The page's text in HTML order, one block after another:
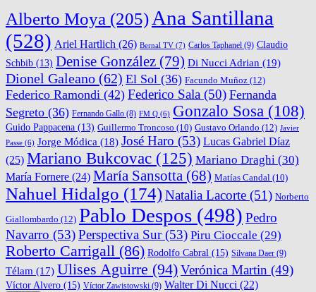
Alberto Moya (205)Ana Santillana
(528) Ariel Hartlich (26) Bernal TV (7) Carlos Taphanel (9) Claudio
Schbib (13) Denise González (79) Di Nucci Adrian (19)
Dionel Galeano (62) El Sol (36) Facundo Muñoz (12)
Federico Ramondi (42) Federico Sala (50) Fernanda
Segreto (36) Fernando Gallo (8) FM Q (6) Gonzalo Sosa (108)
Guido Pappacena (13) Guillermo Troncoso (10) Gustavo Orlando (12) Javier
Passe (6) Jorge Módica (18) José Haro (53) Lucas Gabriel Díaz
(25) Mariano Bukcovac (125) Mariano Draghi (30)
María Fornere (24) María Sansotta (68) Matías Candal (10)
Nahuel Hidalgo (174)Natalia Lacorte (51) Norberto
Giallombardo (12) Pablo Despos (498) Pedro
Navarro (53)Perspectiva Sur(53) Piru Cioccale (29)
Roberto Carrigall (86) Rodolfo Cabral (15) Silvana Daer (9)
Télam (17) Ulises Aguirre (94)Verónica Martin (49)
Víctor Alvero (15) Víctor Zawistowski (9) Walter Di Nucci (22)